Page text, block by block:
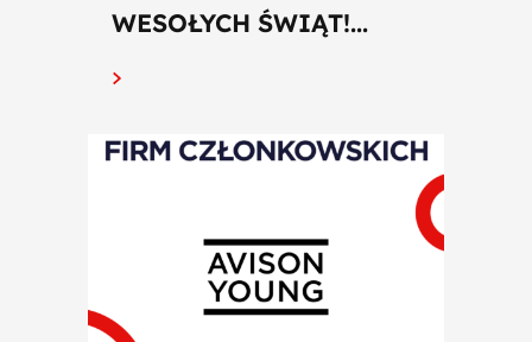
WESOŁYCH ŚWIĄT!...